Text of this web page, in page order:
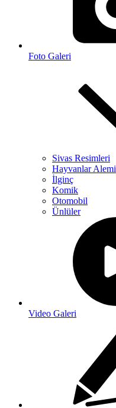
Foto Galeri
Sivas Resimleri
Hayvanlar Alemi
İlginç
Komik
Otomobil
Ünlüler
Video Galeri